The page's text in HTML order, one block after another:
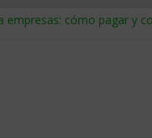
empresas: cómo pagar y
en la cadena de
de EE. UU.: cómo